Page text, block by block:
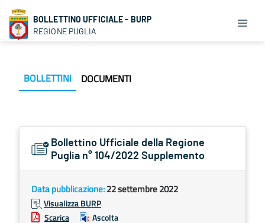
BOLLETTINO UFFICIALE - BURP
REGIONE PUGLIA
BOLLETTINI DOCUMENTI
Bollettino Ufficiale della Regione
Puglia n° 104/2022 Supplemento
Data pubblicazione:22 settembre 2022
Visualizza BURP
Scarica
Ascolta